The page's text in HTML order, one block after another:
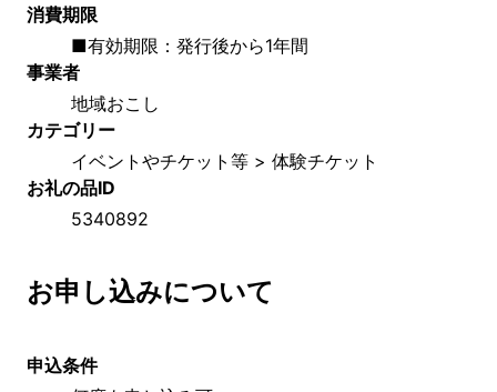
消費期限
■有効期限：発行後から1年間
事業者
地域おこし
カテゴリー
イベントやチケット等 > 体験チケット
お礼の品ID
5340892
お申し込みについて
申込条件